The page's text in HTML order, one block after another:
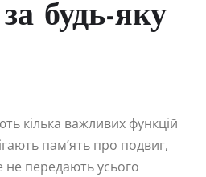
будь-яку
кілька важливих функцій
пам’ять про подвиг,
не передають усього